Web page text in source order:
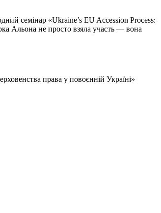
семінар «Ukraine’s EU Accession Process:
Альона не просто взяла участь — вона
права у повоєнній Україні»